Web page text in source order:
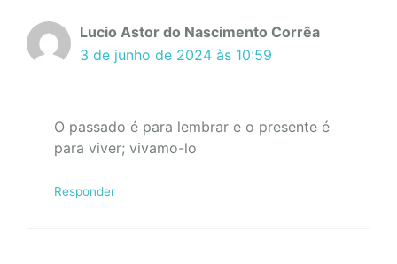
Lucio Astor do Nascimento Corrêa
3 de junho de 2024 às 10:59
O passado é para lembrar e o presente é
para viver; vivamo-lo
Responder